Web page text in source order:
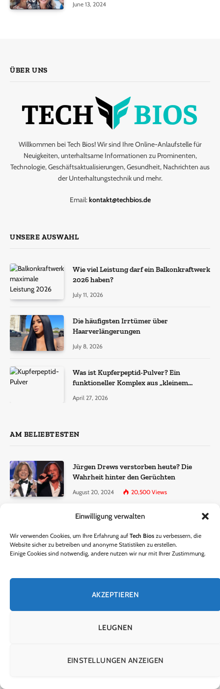
Einwilligung verwalten
Wir verwenden Cookies, um Ihre Erfahrung auf Tech Bios zu verbessern, die
Website sicher zu betreiben und anonyme Statistiken zu erstellen.
Einige Cookies sind notwendig, andere nutzen wir nur mit Ihrer Zustimmung.
AKZEPTIEREN
LEUGNEN
EINSTELLUNGEN ANZEIGEN
June 13, 2024
ÜBER UNS
Willkommen bei Tech Bios! Wir sind Ihre Online-Anlaufstelle für
Neuigkeiten, unterhaltsame Informationen zu Prominenten,
Technologie, Geschäftsaktualisierungen, Gesundheit, Nachrichten aus
der Unterhaltungstechnik und mehr.
Email:kontakt@techbios.de
UNSERE AUSWAHL
Wie viel Leistung darf ein Balkonkraftwerk
2026 haben?
July 11, 2026
Die häufigsten Irrtümer über
Haarverlängerungen
July 8, 2026
Was ist Kupferpeptid-Pulver? Ein
funktioneller Komplex aus „kleinem
April 27, 2026
AM BELIEBTESTEN
Jürgen Drews verstorben heute? Die
Wahrheit hinter den Gerüchten
August 20, 2024 20,500 Views
Ralf Dammasch Traueranzeige:
June 26, 2024 13,286Views
hinter den Gerüchten
October 5, 2024 9,301
HEIM ÜBER UNS
KONTAKTIERE UNS